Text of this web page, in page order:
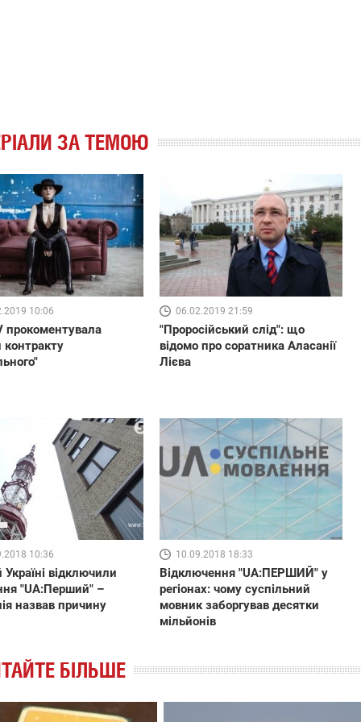
ЗА ТЕМОЮ
10:06
прокоментувала
контракту
06.02.2019 21:59
"Проросійський слід": що
відомо про соратника Аласанії
Лієва
10:36
Україні відключили
"UA:Перший" –
назвав причину
10.09.2018 18:33
Відключення "UA:ПЕРШИЙ" у
регіонах: чому суспільний
мовник заборгував десятки
мільйонів
БІЛЬШЕ